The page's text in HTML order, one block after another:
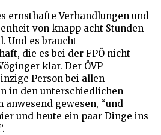
ernsthafte Verhandlungen und
von knapp acht Stunden
Und es braucht
die es bei der FPÖ nicht
klar. Der ÖVP-
Person bei allen
in den unterschiedlichen
gewesen, “und
und heute ein paar Dinge ins